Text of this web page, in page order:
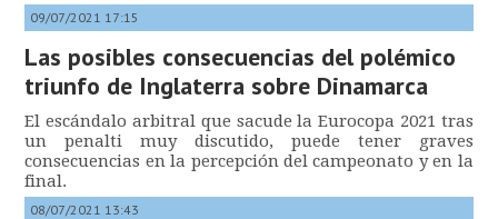
09/07/2021 17:15
Las posibles consecuencias del polémico
triunfo de Inglaterra sobre Dinamarca
El escándalo arbitral que sacude la Eurocopa 2021 tras
un penalti muy discutido, puede tener graves
consecuencias en la percepción del campeonato y en la
final.
08/07/2021 13:43